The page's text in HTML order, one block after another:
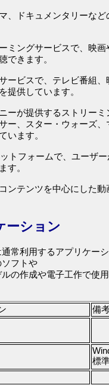
、ドキュメンタリーなど
ミングサービスで、映画
できます。
ービスで、テレビ番組、
提供しています。
ーが提供するストリーミ
ー、スター・ウォーズ、
います。
トフォームで、ユーザ
す。
ンテンツを中心にした動
ション
常利用するアプリケー
フトや
の作成や電子工作で使
備
標